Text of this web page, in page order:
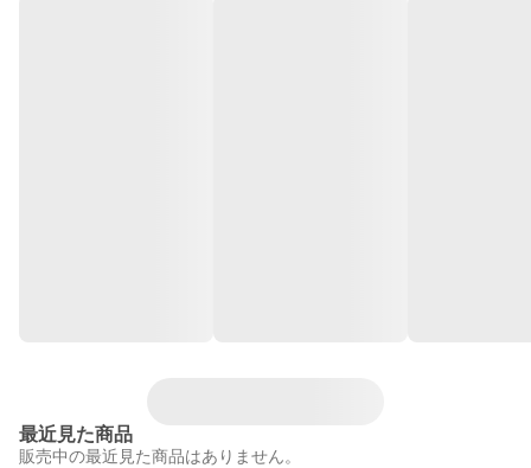
最近見た商品
販売中の最近見た商品はありません。